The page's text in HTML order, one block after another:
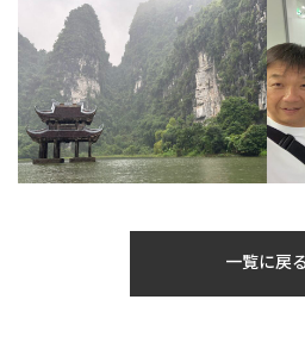
一覧に戻る